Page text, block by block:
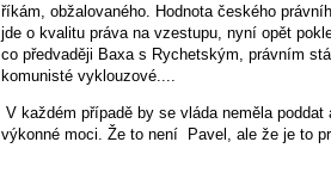
říkám, obžalovaného. Hodnota českého
jde o kvalitu práva na vzestupu, nyní opět
co předvaději Baxa s Rychetským, právním
komunisté vyklouzové....
V každém případě by se vláda neměla
výkonné moci. Že to není Pavel, ale že je to